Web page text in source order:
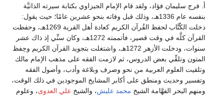
أ. فرج سليمان فؤاد، ولقد قام الإمام الجيزاوي بكتابة سيرته الذاتيَّة
بنفسه عام 1336هـ، وذلك قبل وفاته بنحو عشرين عامًا؛ حيث يقول:
دخلت الكُتَّاب لحفظ القُرآن الكريم كعادة أهل القرية 1269هـ، وحفظت
القرآن كلَّه في وقت قصير، فأتممته 1272هـ، وكان سنِّي إذ ذاك عشر
سنوات، ودخلت الأزهر 1272هـ، واشتغلت بتجويد القرآن الكريم وحِفظ
المتون وتلقِّي بعض الدروس، ثم لازمت الفقه على مذهب الإمام مالك
وتلقيت العلوم العربية من نحو وصرف وبلاغة وأدب، وأصول الفقه
وتفسير وحديث ومنطق على أكابر المشايخ الموجودين في ذلك الوقت،
ومنهم البحر الفهَّامة الشيخ محمد عليش، والشيخ علي العدوى، وعلوم